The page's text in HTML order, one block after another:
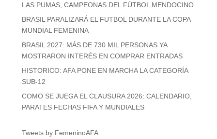
LAS PUMAS, CAMPEONAS DEL FÚTBOL MENDOCINO
BRASIL PARALIZARÁ EL FUTBOL DURANTE LA COPA
MUNDIAL FEMENINA
BRASIL 2027: MÁS DE 730 MIL PERSONAS YA
MOSTRARON INTERÉS EN COMPRAR ENTRADAS
HISTORICO: AFA PONE EN MARCHA LA CATEGORÍA
SUB-12
COMO SE JUEGA EL CLAUSURA 2026: CALENDARIO,
PARATES FECHAS FIFA Y MUNDIALES
Tweets by FemeninoAFA